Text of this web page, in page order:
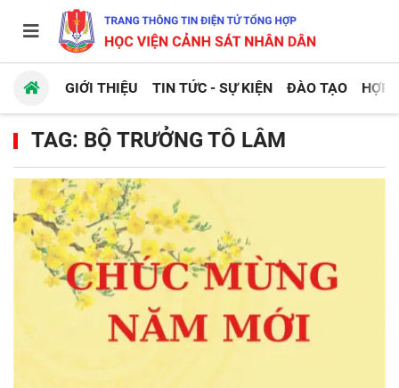
GIỚI THIỆU TIN TỨC - SỰ KIỆN ĐÀO TẠO HỢP
TAG: BỘ TRƯỞNG TÔ LÂM